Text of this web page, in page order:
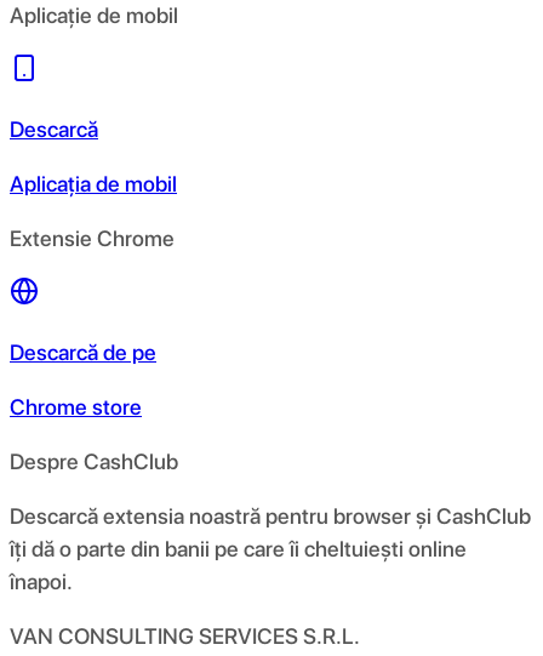
Aplicație de mobil
Descarcă
Aplicația de mobil
Extensie Chrome
Descarcă de pe
Chrome store
Despre CashClub
Descarcă extensia noastră pentru browser și CashClub
îți dă o parte din banii pe care îi cheltuiești online
înapoi.
VAN CONSULTING SERVICES S.R.L.